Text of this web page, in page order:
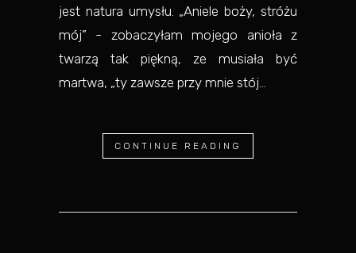
jest natura umysłu. „Aniele boży, stróżu
mój” - zobaczyłam mojego anioła z
twarzą tak piękną, ze musiała być
martwa, „ty zawsze przy mnie stój...
CONTINUE READING